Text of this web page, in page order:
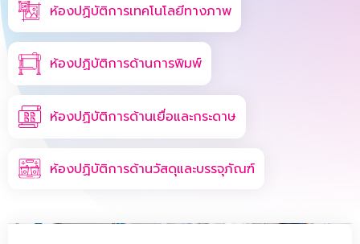
ห้องปฏิบัติการเทคโนโลยีทางภาพ
ห้องปฏิบัติการด้านการพิมพ์
ห้องปฏิบัติการด้านเยื่อและกระดาษ
ห้องปฏิบัติการด้านวัสดุและบรรจุภัณฑ์